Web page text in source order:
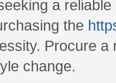
a
the
Procure
change.